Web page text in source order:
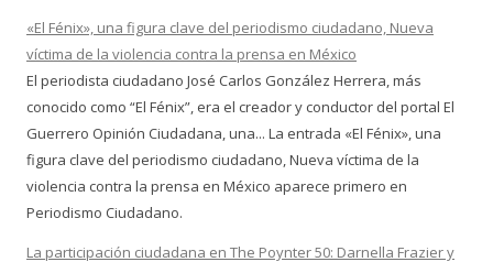
«El Fénix», una figura clave del periodismo ciudadano, Nueva
víctima de la violencia contra la prensa en México
El periodista ciudadano José Carlos González Herrera, más
conocido como “El Fénix”, era el creador y conductor del portal El
Guerrero Opinión Ciudadana, una... La entrada «El Fénix», una
figura clave del periodismo ciudadano, Nueva víctima de la
violencia contra la prensa en México aparece primero en
Periodismo Ciudadano.
La participación ciudadana en The Poynter 50: Darnella Frazier y